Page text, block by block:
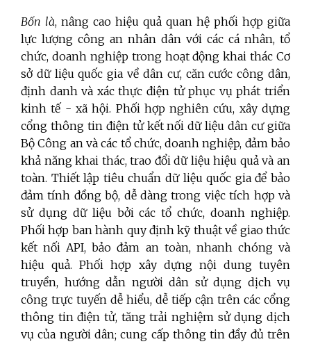
Bốn là, nâng cao hiệu quả quan hệ phối hợp giữa
lực lượng công an nhân dân với các cá nhân, tổ
chức, doanh nghiệp trong hoạt động khai thác Cơ
sở dữ liệu quốc gia về dân cư, căn cước công dân,
định danh và xác thực điện tử phục vụ phát triển
kinh tế - xã hội. Phối hợp nghiên cứu, xây dựng
cổng thông tin điện tử kết nối dữ liệu dân cư giữa
Bộ Công an và các tổ chức, doanh nghiệp, đảm bảo
khả năng khai thác, trao đổi dữ liệu hiệu quả và an
toàn. Thiết lập tiêu chuẩn dữ liệu quốc gia để bảo
đảm tính đồng bộ, dễ dàng trong việc tích hợp và
sử dụng dữ liệu bởi các tổ chức, doanh nghiệp.
Phối hợp ban hành quy định kỹ thuật về giao thức
kết nối API, bảo đảm an toàn, nhanh chóng và
hiệu quả. Phối hợp xây dựng nội dung tuyên
truyền, hướng dẫn người dân sử dụng dịch vụ
công trực tuyến dễ hiểu, dễ tiếp cận trên các cổng
thông tin điện tử, tăng trải nghiệm sử dụng dịch
vụ của người dân; cung cấp thông tin đầy đủ trên